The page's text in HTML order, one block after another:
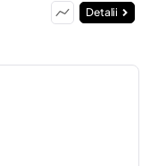
Detalii